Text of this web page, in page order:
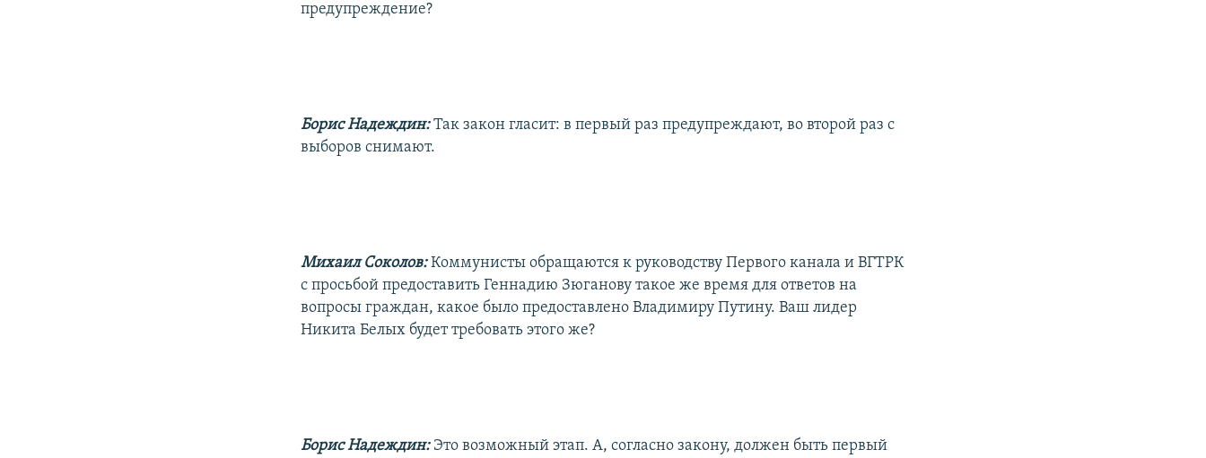
предупреждение?
Борис Надеждин: Так закон гласит: в первый раз предупреждают, во второй раз с
выборов снимают.
Михаил Соколов: Коммунисты обращаются к руководству Первого канала и ВГТРК
с просьбой предоставить Геннадию Зюганову такое же время для ответов на
вопросы граждан, какое было предоставлено Владимиру Путину. Ваш лидер
Никита Белых будет требовать этого же?
Борис Надеждин: Это возможный этап. А, согласно закону, должен быть первый